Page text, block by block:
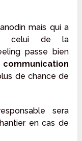
mais qui a
celui de la
passe bien
communication
de chance de
sera
en cas de